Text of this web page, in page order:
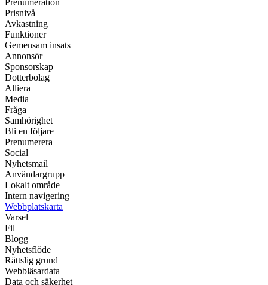
Prisnivå
Avkastning
Funktioner
Gemensam insats
Annonsör
Sponsorskap
Dotterbolag
Alliera
Media
Fråga
Samhörighet
Bli en följare
Prenumerera
Social
Nyhetsmail
Användargrupp
Lokalt område
Intern navigering
Webbplatskarta
Varsel
Fil
Blogg
Nyhetsflöde
Rättslig grund
Webbläsardata
Data och säkerhet